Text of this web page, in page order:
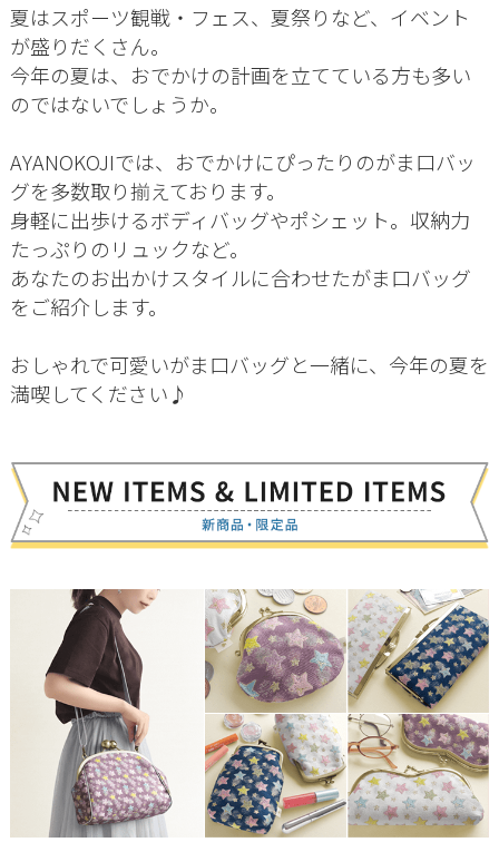
夏はスポーツ観戦・フェス、夏祭りなど、イベント
が盛りだくさん。
今年の夏は、おでかけの計画を立てている方も多い
のではないでしょうか。
AYANOKOJIでは、おでかけにぴったりのがま口バッ
グを多数取り揃えております。
身軽に出歩けるボディバッグやポシェット。収納力
たっぷりのリュックなど。
あなたのお出かけスタイルに合わせたがま口バッグ
をご紹介します。
おしゃれで可愛いがま口バッグと一緒に、今年の夏を
満喫してください♪